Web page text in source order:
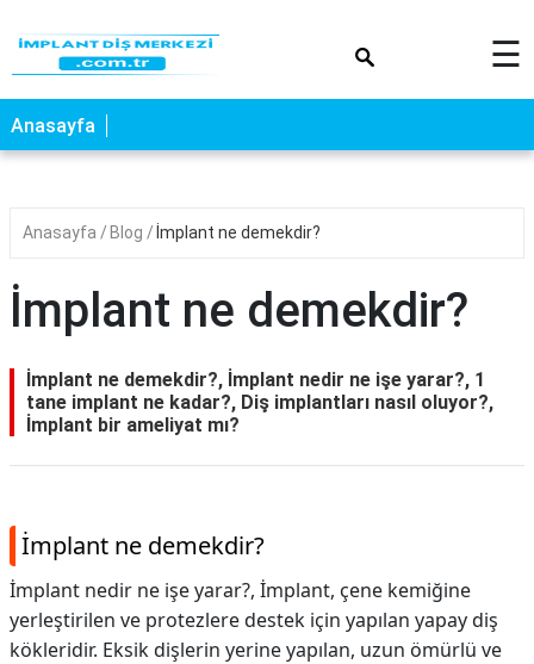
☰
Anasayfa
Anasayfa Blog İmplant ne demekdir?
İmplant ne demekdir?
İmplant ne demekdir?, İmplant nedir ne işe yarar?, 1
tane implant ne kadar?, Diş implantları nasıl oluyor?,
İmplant bir ameliyat mı?
İmplant ne demekdir?
İmplant nedir ne işe yarar?, İmplant, çene kemiğine
yerleştirilen ve protezlere destek için yapılan yapay diş
kökleridir. Eksik dişlerin yerine yapılan, uzun ömürlü ve